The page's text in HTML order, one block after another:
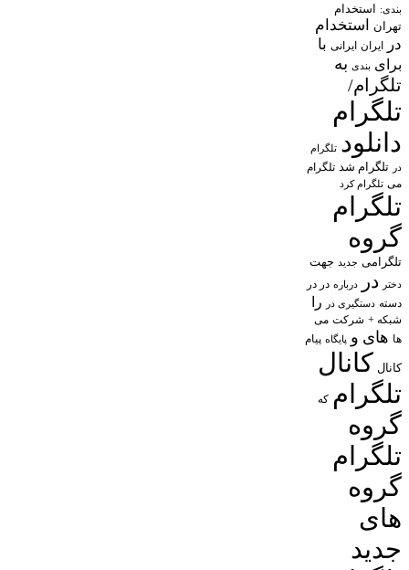
بندی: استخدام
تهران
استخدام
در
ایران ایرانی با
برای بندی به
تلگرام/
تلگرام
دانلود تلگرام
در تلگرام شد تلگرام
می تلگرام کرد
تلگرام
گروه
تلگرامی جدید جهت
دختر در درباره در در
دسته دستگیری در را
شبکه + شرکت می
ها های و پایگاه پیام
کانال کانال
تلگرام که
گروه
تلگرام
گروه
های
جدید